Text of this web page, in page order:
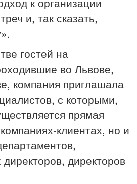
и, так сказать,
гостей на
во Львове,
компания приглашала
с которыми,
прямая
клиентах, но и
директоров